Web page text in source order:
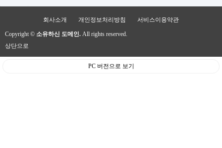
회사소개 개인정보처리방침 서비스이용약관
Copyright © 소유하신 도메인. All rights reserved.
상단으로
PC 버전으로 보기